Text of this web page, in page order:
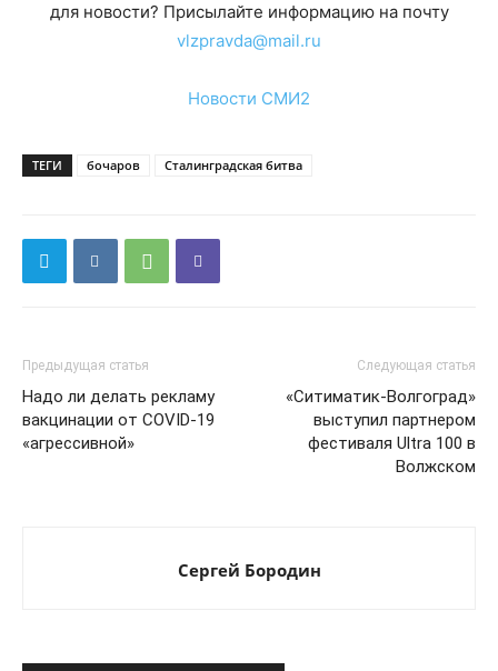
для новости? Присылайте информацию на почту
vlzpravda@mail.ru
Новости СМИ2
ТЕГИ бочаров Сталинградская битва
Предыдущая статья
Надо ли делать рекламу
вакцинации от COVID-19
«агрессивной»
Следующая статья
«Ситиматик-Волгоград»
выступил партнером
фестиваля Ultra 100 в
Волжском
Сергей Бородин